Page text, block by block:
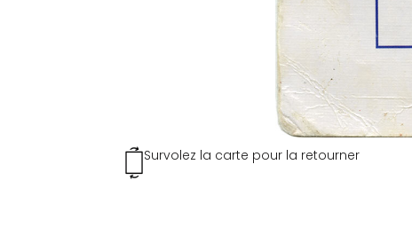
Survolez la carte pour la retourner